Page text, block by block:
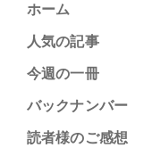
ホーム
人気の記事
今週の一冊
バックナンバー
読者様のご感想